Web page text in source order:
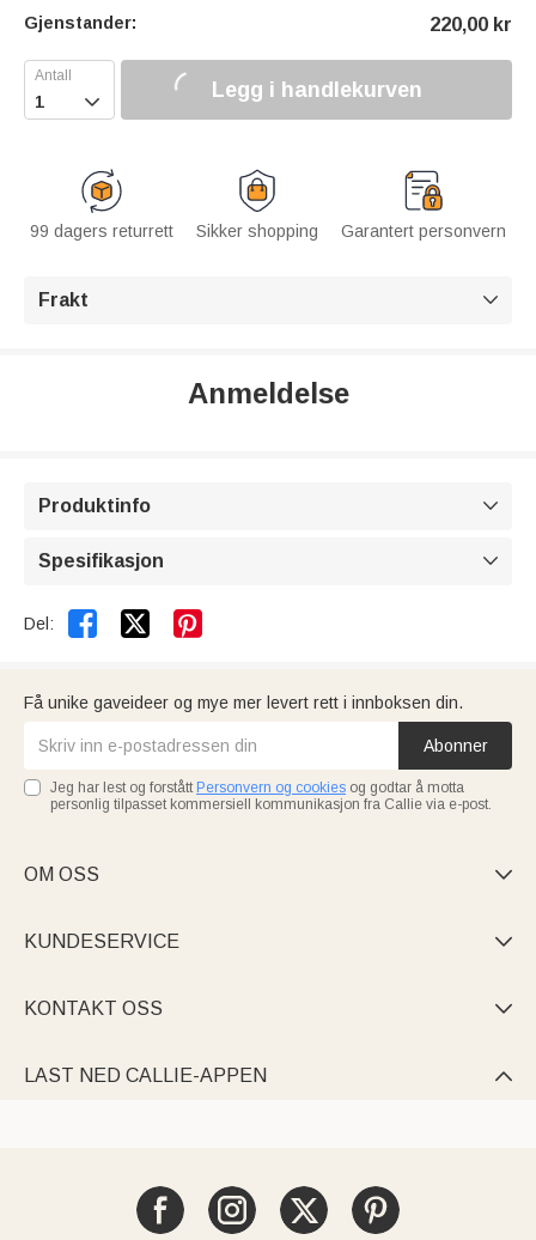
Gjenstander: 220,00 kr
 Legg i handlekurven
99 dagers returrett Sikker shopping Garantert personvern
Frakt 
Anmeldelse
Produktinfo 
Spesifikasjon 
Del:  
Få unike gaveideer og mye mer levert rett i innboksen din.
Abonner
Jeg har lest og forstått Personvern og cookies og godtar å motta
personlig tilpasset kommersiell kommunikasjon fra Callie via e-post.
OM OSS 
KUNDESERVICE 
KONTAKT OSS 
LAST NED CALLIE-APPEN 